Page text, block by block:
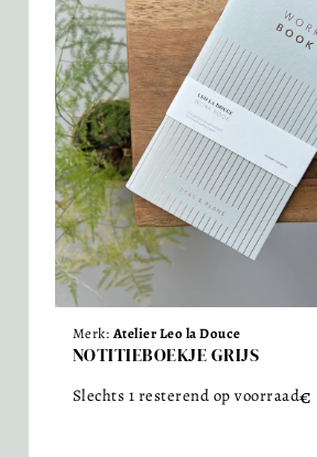
Merk: Atelier Leo la Douce
NOTITIEBOEKJE GRIJS
Slechts 1 resterend op voorraad€